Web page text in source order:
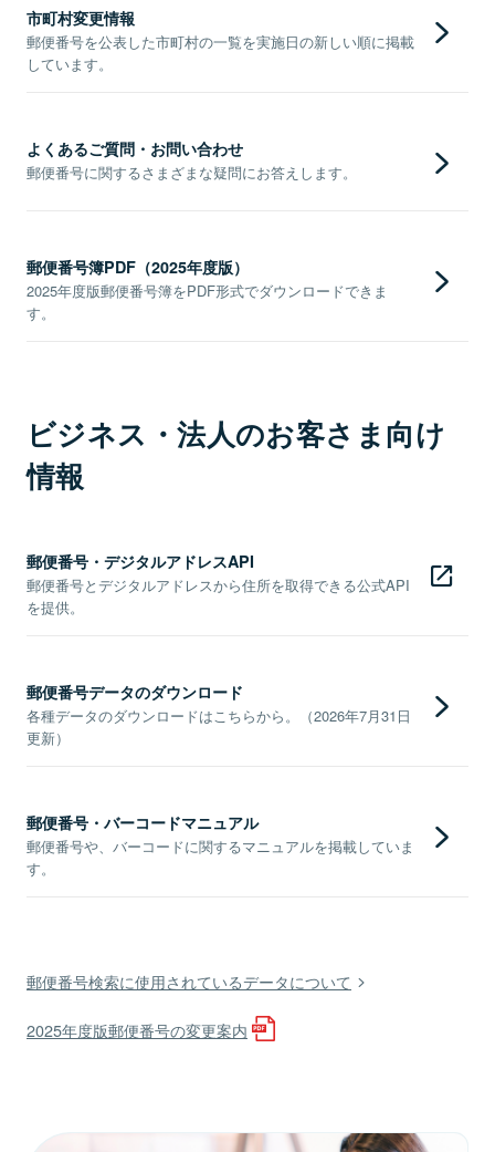
市町村変更情報
郵便番号を公表した市町村の一覧を実施日の新しい順に掲載
しています。
よくあるご質問・お問い合わせ
郵便番号に関するさまざまな疑問にお答えします。
郵便番号簿PDF（2025年度版）
2025年度版郵便番号簿をPDF形式でダウンロードできま
す。
ビジネス・法人のお客さま向け
情報
郵便番号・デジタルアドレスAPI
郵便番号とデジタルアドレスから住所を取得できる公式API
を提供。
郵便番号データのダウンロード
各種データのダウンロードはこちらから。（2026年7月31日
更新）
郵便番号・バーコードマニュアル
郵便番号や、バーコードに関するマニュアルを掲載していま
す。
郵便番号検索に使用されているデータについて
2025年度版郵便番号の変更案内